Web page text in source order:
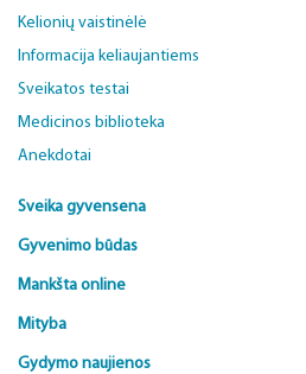
Kelionių vaistinėlė
Informacija keliaujantiems
Sveikatos testai
Medicinos biblioteka
Anekdotai
Sveika gyvensena
Gyvenimo būdas
Mankšta online
Mityba
Gydymo naujienos